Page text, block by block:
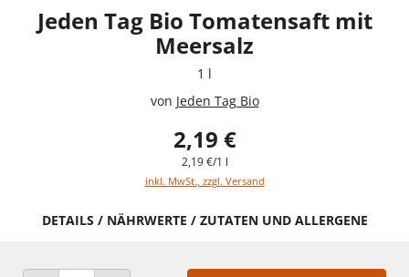
Jeden Tag Bio Tomatensaft mit
Meersalz
1 l
von Jeden Tag Bio
2,19 €
2,19 €/1 l
inkl. MwSt., zzgl. Versand
DETAILS / NÄHRWERTE / ZUTATEN UND ALLERGENE